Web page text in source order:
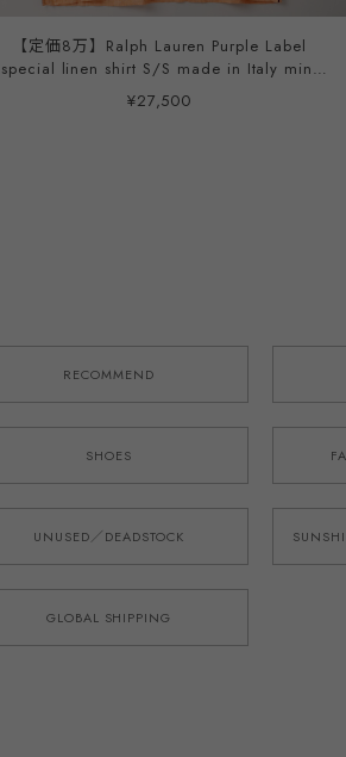
【定価8万】Ralph Lauren Purple Label
special linen shirt S/S made in Italy mint
condition ／ ラルフローレン パープルレーベ
ル スペシャル リネン シャツ オレンジ イタ
¥27,500
RECOMMEND
SHOES
UNUSED／DEADSTOCK
GLOBAL SHIPPING